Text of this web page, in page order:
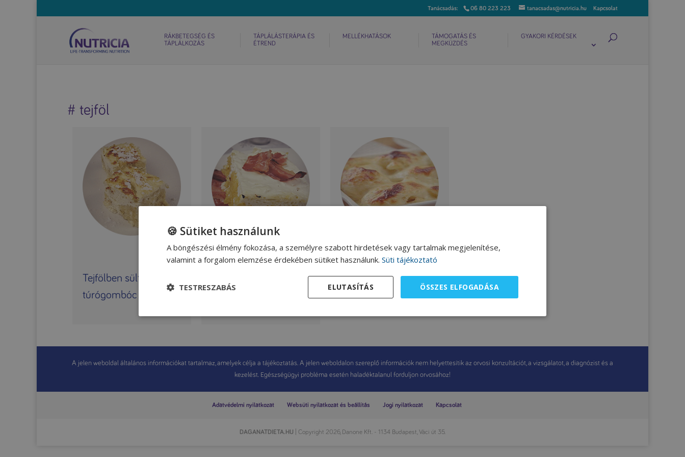
06 80 223 223 tanacsadas@nutricia.hu Kapcsolat
RÁKBETEGSÉG ÉS
TÁPLÁLKOZÁS
TÁPLÁLÁSTERÁPIA ÉS
ÉTREND
MELLÉKHATÁSOK
TÁMOGATÁS ÉS
MEGKÜZDÉS
GYAKORI KÉRDÉSEK
# tejföl
Tejfölben sült
túrógombóc
Csőben sült karfiol
A jelen weboldal általános információkat tartalmaz, amelyek célja a tájékoztatás. A jelen weboldalon szereplő információk nem helyettesítik az orvosi konzultációt, a vizsgálatot, a diagnózist és a
kezelést. Egészségügyi probléma esetén haladéktalanul forduljon orvosához!
Adatvédelmi nyilatkozat Websüti nyilatkozat és beállítás Jogi nyilatkozat Kapcsolat
DAGANATDIETA.HU | Copyright 2026, Danone Kft. - 1134 Budapest, Váci út 35.
🍪 Sütiket használunk
A böngészési élmény fokozása, a személyre szabott hirdetések vagy tartalmak megjelenítése,
valamint a forgalom elemzése érdekében sütiket használunk. Süti tájékoztató
ÖSSZES ELFOGADÁSA
ELUTASÍTÁS
TESTRESZABÁS